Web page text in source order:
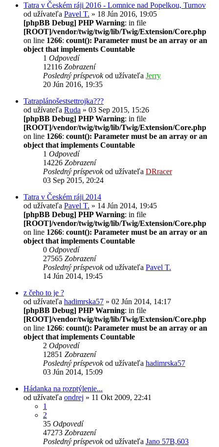
Tatra v Českém ráji 2016 - Lomnice nad Popelkou, Turnov
od užívateľa Pavel T. » 18 Jún 2016, 19:05
[phpBB Debug] PHP Warning: in file
[ROOT]/vendor/twig/twig/lib/Twig/Extension/Core.php
on line 1266: count(): Parameter must be an array or an
object that implements Countable
1 Odpovedí
12116 Zobrazení
Posledný príspevokod užívateľa Jerry
20 Jún 2016, 19:35
Tatraplánošestsettrojka???
od užívateľa Ruda » 03 Sep 2015, 15:26
[phpBB Debug] PHP Warning: in file
[ROOT]/vendor/twig/twig/lib/Twig/Extension/Core.php
on line 1266: count(): Parameter must be an array or an
object that implements Countable
1 Odpovedí
14226 Zobrazení
Posledný príspevokod užívateľa DRracer
03 Sep 2015, 20:24
Tatra v Českém ráji 2014
od užívateľa Pavel T. » 14 Jún 2014, 19:45
[phpBB Debug] PHP Warning: in file
[ROOT]/vendor/twig/twig/lib/Twig/Extension/Core.php
on line 1266: count(): Parameter must be an array or an
object that implements Countable
0 Odpovedí
27565 Zobrazení
Posledný príspevokod užívateľa Pavel T.
14 Jún 2014, 19:45
z čeho to je ?
od užívateľa hadimrska57 » 02 Jún 2014, 14:17
[phpBB Debug] PHP Warning: in file
[ROOT]/vendor/twig/twig/lib/Twig/Extension/Core.php
on line 1266: count(): Parameter must be an array or an
object that implements Countable
2 Odpovedí
12851 Zobrazení
Posledný príspevokod užívateľa hadimrska57
03 Jún 2014, 15:09
Hádanka na rozptýlenie...
od užívateľa ondrej » 11 Okt 2009, 22:41
1
2
35 Odpovedí
47273 Zobrazení
Posledný príspevokod užívateľa Jano 57B,603